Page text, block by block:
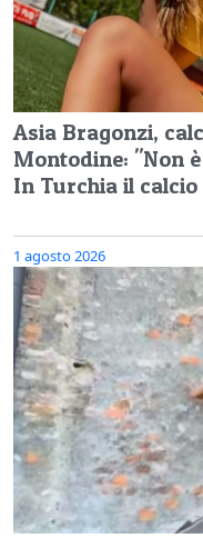
Asia Bragonzi,
Montodine: "Non
In Turchia il
1 agosto 2026